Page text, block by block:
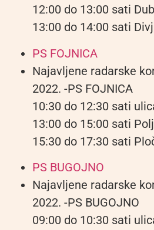
12:00 do 13:00 sati
13:00 do 14:00 sati
PS FOJNICA
Najavljene radarske
2022. -PS FOJNICA
10:30 do 12:30 sati
13:00 do 15:00 sati
15:30 do 17:30 sati
PS BUGOJNO
Najavljene radarske
2022. -PS BUGOJNO
09:00 do 10:30 sati